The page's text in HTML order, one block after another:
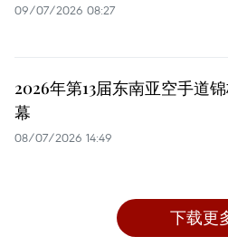
09/07/2026 08:27
2026年第13届东南亚空手道
幕
08/07/2026 14:49
下载更